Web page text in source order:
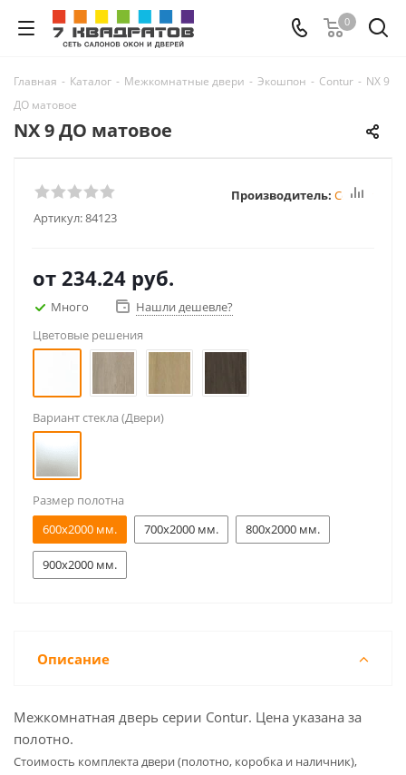
0
Главная - Каталог - Межкомнатные двери - Экошпон - Contur - NX 9
ДО матовое
NX 9 ДО матовое
Артикул:84123
Производитель: Contur
от 234.24 руб.
Много
Нашли дешевле?
Цветовые решения
Вариант стекла (Двери)
Размер полотна
600x2000 мм.
700x2000 мм. 800x2000 мм.
900x2000 мм.
Описание
Межкомнатная дверь серии Contur. Цена указана за
полотно.
Cтоимость комплекта двери (полотно, коробка и наличник),